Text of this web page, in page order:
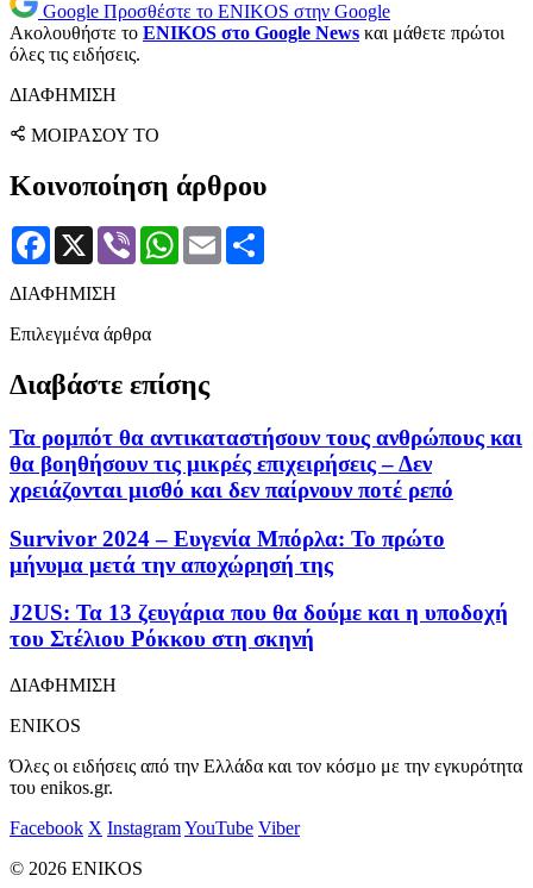
Google Προσθέστε το ENIKOS στην Google
Ακολουθήστε το ENIKOS στο Google News και μάθετε πρώτοι
όλες τις ειδήσεις.
ΔΙΑΦΗΜΙΣΗ
ΜΟΙΡΑΣΟΥ ΤΟ
Κοινοποίηση άρθρου
Facebook
X Viber WhatsApp
Email
ΔΙΑΦΗΜΙΣΗ
Επιλεγμένα άρθρα
Διαβάστε επίσης
Τα ρομπότ θα αντικαταστήσουν τους ανθρώπους και
θα βοηθήσουν τις μικρές επιχειρήσεις – Δεν
χρειάζονται μισθό και δεν παίρνουν ποτέ ρεπό
Survivor 2024 – Ευγενία Μπόρλα: Το πρώτο
μήνυμα μετά την αποχώρησή της
J2US: Τα 13 ζευγάρια που θα δούμε και η υποδοχή
του Στέλιου Ρόκκου στη σκηνή
ΔΙΑΦΗΜΙΣΗ
ENIKOS
Όλες οι ειδήσεις από την Ελλάδα και τον κόσμο με την εγκυρότητα
του enikos.gr.
Facebook X InstagramYouTube Viber
© 2026 ENIKOS